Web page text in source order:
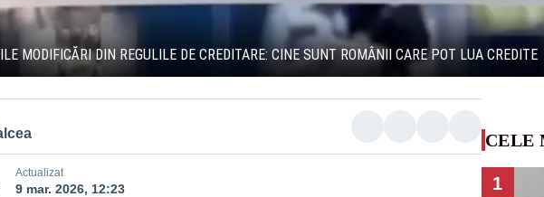
MODIFICĂRI DIN REGULILE DE CREDITARE: CINE SUNT ROMÂNII CARE POT LUA CREDITE
Actualizat
9 mar. 2026, 12:23
CELE
1